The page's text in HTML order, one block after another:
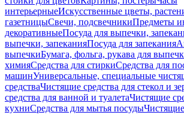
интерьерныеИскусственные цветы,
газетницыСвечи, подсвечникиПредметы
декоративныеПосуда для выпечки,
выпечки, запеканияПосуда для запекания
выпечкиБумага, фольга, рукава для
химияСредства для стиркиСредства для
машинУниверсальные, специальные
средстваЧистящие средства для стекол и
средства для ванной и туалетаЧистящие
кухниСредства для мытья посуды